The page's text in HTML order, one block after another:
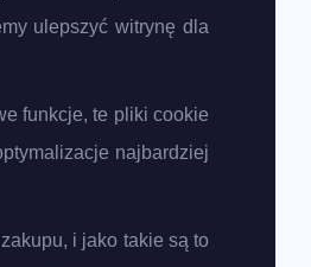
ulepszyć witrynę dla
funkcje, te pliki cookie
najbardziej
i jako takie są to